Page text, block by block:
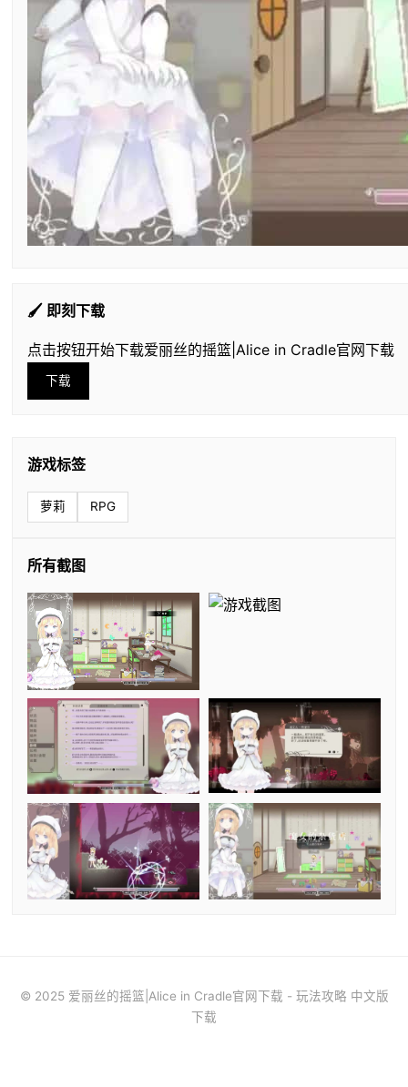
🖌️ 即刻下载
点击按钮开始下载爱丽丝的摇篮|Alice in Cradle官网下载
下载
游戏标签
萝莉 RPG
所有截图
© 2025 爱丽丝的摇篮|Alice in Cradle官网下载 - 玩法攻略 中文版
下载